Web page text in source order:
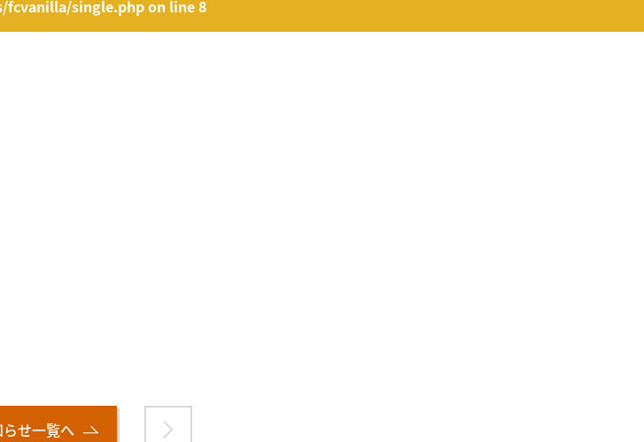
fcvanilla/single.phpon line8
せ一覧へ